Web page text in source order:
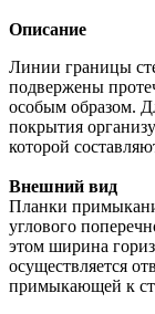
Описание
Линии границы
подвержены
особым образом.
покрытия
которой
Внешний вид
Планки
углового
этом ширина
осуществляется
примыкающей к